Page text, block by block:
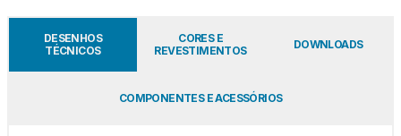
DESENHOS
TÉCNICOS
CORES E
REVESTIMENTOS
DOWNLOADS
COMPONENTES E ACESSÓRIOS